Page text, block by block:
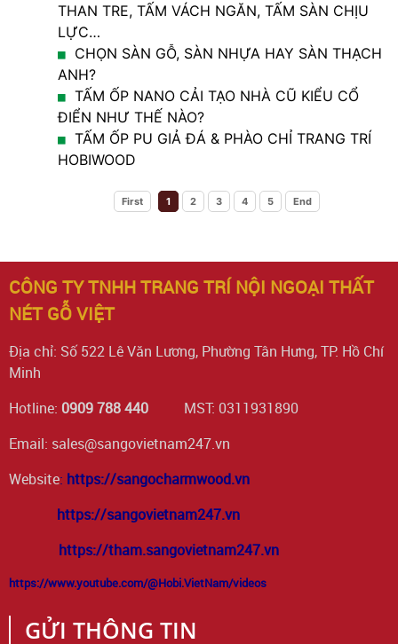
THAN TRE, TẤM VÁCH NGĂN, TẤM SÀN CHỊU
LỰC…
CHỌN SÀN GỖ, SÀN NHỰA HAY SÀN THẠCH
ANH?
TẤM ỐP NANO CẢI TẠO NHÀ CŨ KIỂU CỔ
ĐIỂN NHƯ THẾ NÀO?
TẤM ỐP PU GIẢ ĐÁ & PHÀO CHỈ TRANG TRÍ
HOBIWOOD
First 1 2 3 4 5 End
CÔNG TY TNHH TRANG TRÍ NỘI NGOẠI THẤT
NÉT GỖ VIỆT
Địa chỉ: Số 522 Lê Văn Lương, Phường Tân Hưng, TP. Hồ Chí
Minh
Hotline: 0909 788 440 MST: 0311931890
Email: sales@sangovietnam247.vn
Website: https://sangocharmwood.vn
https://sangovietnam247.vn
https://tham.sangovietnam247.vn
https://www.youtube.com/@Hobi.VietNam/videos
GỬI THÔNG TIN